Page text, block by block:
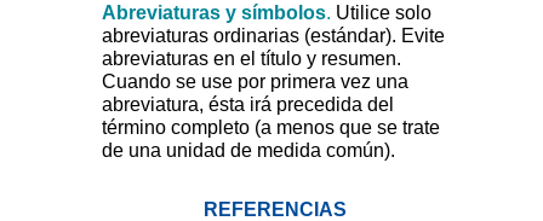
Abreviaturas y símbolos. Utilice solo
abreviaturas ordinarias (estándar). Evite
abreviaturas en el título y resumen.
Cuando se use por primera vez una
abreviatura, ésta irá precedida del
término completo (a menos que se trate
de una unidad de medida común).
REFERENCIAS